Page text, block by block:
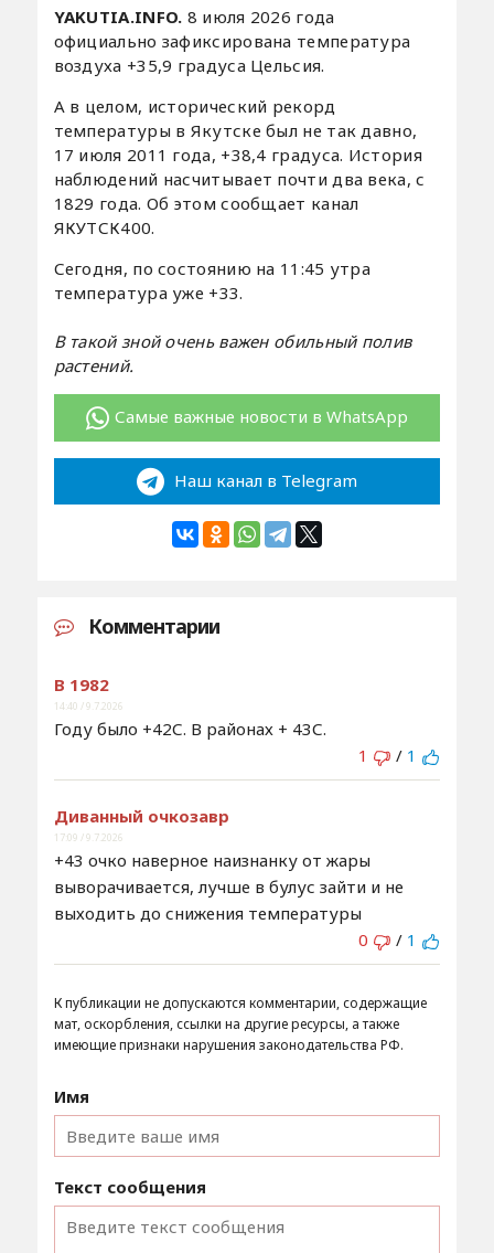
YAKUTIA.INFO. 8 июля 2026 года
официально зафиксирована температура
воздуха +35,9 градуса Цельсия.
А в целом, исторический рекорд
температуры в Якутске был не так давно,
17 июля 2011 года, +38,4 градуса. История
наблюдений насчитывает почти два века, с
1829 года. Об этом сообщает канал
ЯКУТСК400.
Сегодня, по состоянию на 11:45 утра
температура уже +33.
В такой зной очень важен обильный полив
растений.
Самые важные новости в WhatsApp
Наш канал в Telegram
Комментарии
В 1982
14:40 / 9.7.2026
Году было +42С. В районах + 43С.
1
/ 1
Диванный очкозавр
17:09 / 9.7.2026
+43 очко наверное наизнанку от жары
выворачивается, лучше в булус зайти и не
выходить до снижения температуры
0
/ 1
К публикации не допускаются комментарии, содержащие
мат, оскорбления, ссылки на другие ресурсы, а также
имеющие признаки нарушения законодательства РФ.
Имя
Текст сообщения